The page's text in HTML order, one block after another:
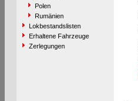
Polen
Rumänien
Lokbestandslisten
Erhaltene Fahrzeuge
Zerlegungen